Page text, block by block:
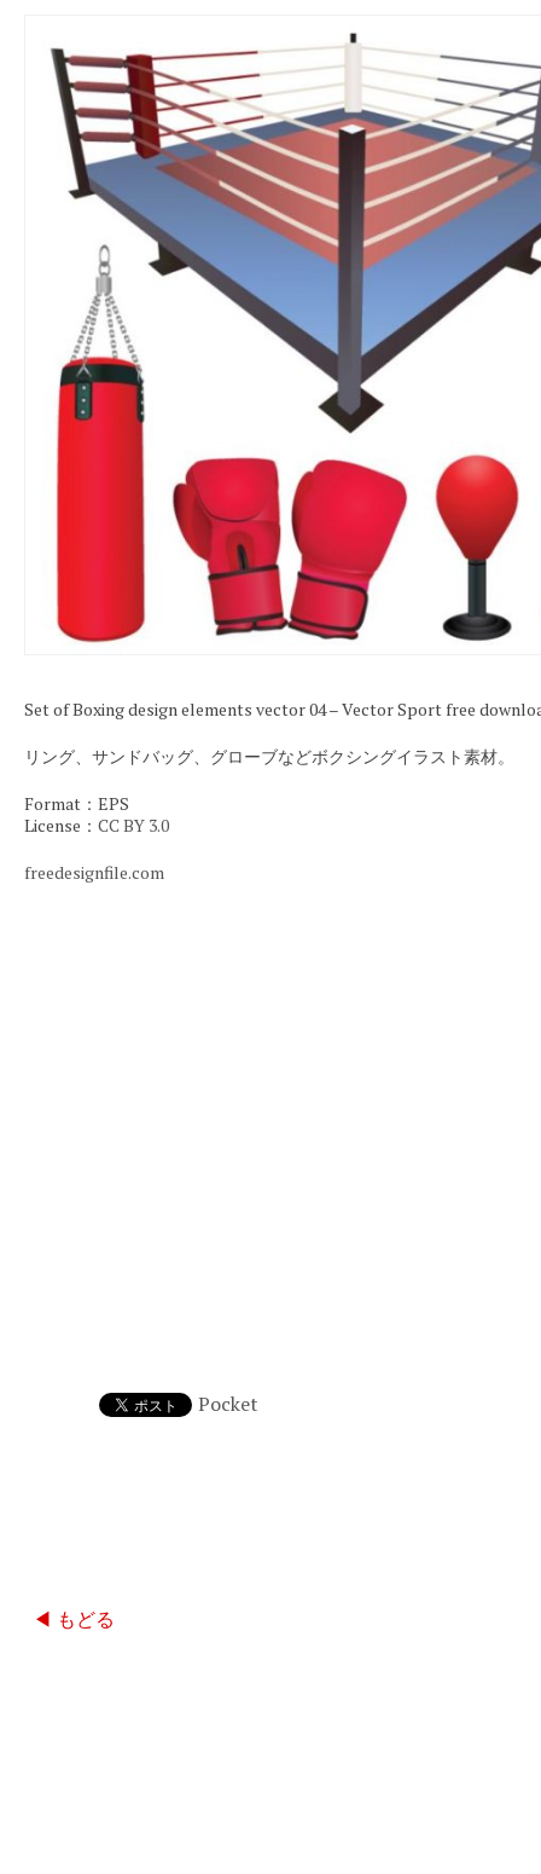
Set of Boxing design elements vector 04 – Vector Sport free
リング、サンドバッグ、グローブなどボクシングイラスト素材。
Format：EPS
License： CC BY 3.0
freedesignfile.com
Pocket
◀ もどる